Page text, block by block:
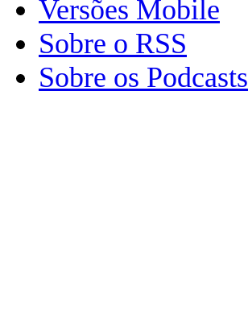
Versões Mobile
Sobre o RSS
Sobre os Podcasts